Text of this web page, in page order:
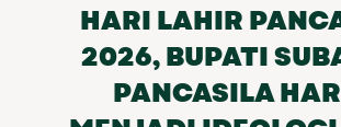
HARI LAHIR
2026, BUPATI
PANCASILA